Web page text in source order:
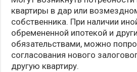
квартиры в дар или
собственника. При наличии
обремененной ипотекой и
обязательствами, можно
согласования нового
другую квартиру.